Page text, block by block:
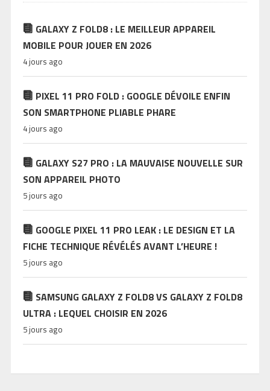
GALAXY Z FOLD8 : LE MEILLEUR APPAREIL
MOBILE POUR JOUER EN 2026
4 jours ago
PIXEL 11 PRO FOLD : GOOGLE DÉVOILE ENFIN
SON SMARTPHONE PLIABLE PHARE
4 jours ago
GALAXY S27 PRO : LA MAUVAISE NOUVELLE SUR
SON APPAREIL PHOTO
5 jours ago
GOOGLE PIXEL 11 PRO LEAK : LE DESIGN ET LA
FICHE TECHNIQUE RÉVÉLÉS AVANT L’HEURE !
5 jours ago
SAMSUNG GALAXY Z FOLD8 VS GALAXY Z FOLD8
ULTRA : LEQUEL CHOISIR EN 2026
5 jours ago